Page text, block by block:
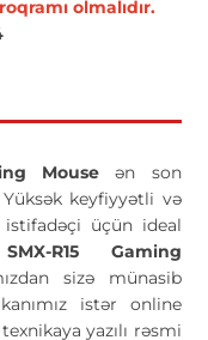
olmalıdır.
Mouseən son
keyfiyyətli və
istifadəçi üçün ideal
R15 Gaming
sizə münasib
istər online
yazılı rəsmi